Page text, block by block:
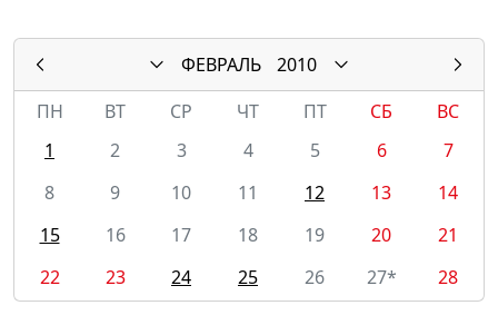
ФЕВРАЛЬ
2010
ПН
ВТ СР ЧТ ПТ СБ
ВС
1
2 3 4 5 6
7
8
9 10 11 12 13
14
15
16 17 18 19 20
21
22
23 24 25 26 27* 28